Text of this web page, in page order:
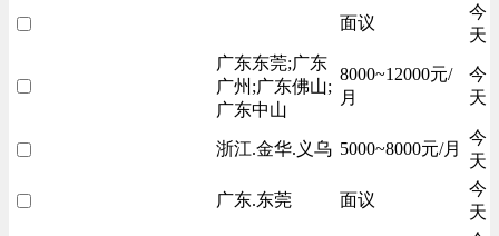
面议
今
天
广东东莞;广东
广州;广东佛山;
广东中山
8000~12000元/
月
今
天
浙江.金华.义乌 5000~8000元/月
今
天
广东.东莞 面议
今
天